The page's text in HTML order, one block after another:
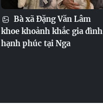
Bà xã Đặng Văn Lâm
khoe khoảnh khắc gia đình
hạnh phúc tại Nga